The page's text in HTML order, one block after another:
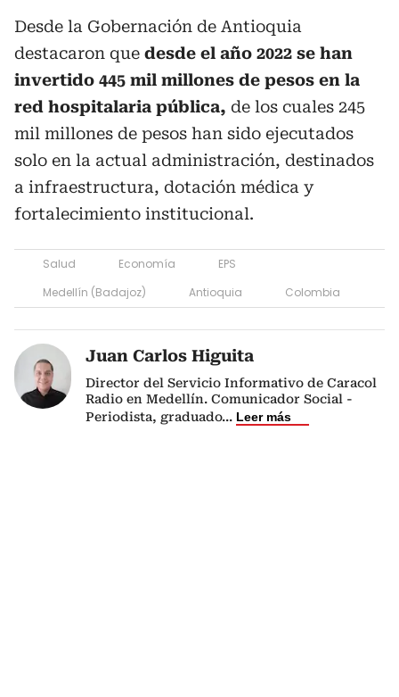
Desde la Gobernación de Antioquia
destacaron que desde el año 2022 se han
invertido 445 mil millones de pesos en la
red hospitalaria pública, de los cuales 245
mil millones de pesos han sido ejecutados
solo en la actual administración, destinados
a infraestructura, dotación médica y
fortalecimiento institucional.
Salud Economía
EPS
Medellín (Badajoz)
Antioquia Colombia
Juan Carlos Higuita
Director del Servicio Informativo de Caracol
Radio en Medellín. Comunicador Social -
Periodista, graduado... Leer más